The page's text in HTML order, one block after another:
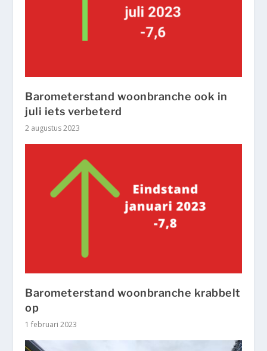
Barometerstand woonbranche ook in
juli iets verbeterd
2 augustus 2023
Barometerstand woonbranche krabbelt
op
1 februari 2023